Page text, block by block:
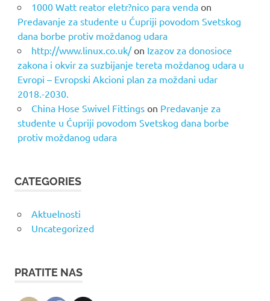
1000 Watt reator eletr?nico para vendaon
Predavanje za studente u Ćupriji povodom Svetskog
dana borbe protiv moždanog udara
http://www.linux.co.uk/on Izazov za donosioce
zakona i okvir za suzbijanje tereta moždanog udara u
Evropi – Evropski Akcioni plan za moždani udar
2018.-2030.
China Hose Swivel Fittingson Predavanje za
studente u Ćupriji povodom Svetskog dana borbe
protiv moždanog udara
CATEGORIES
Aktuelnosti
Uncategorized
PRATITE NAS